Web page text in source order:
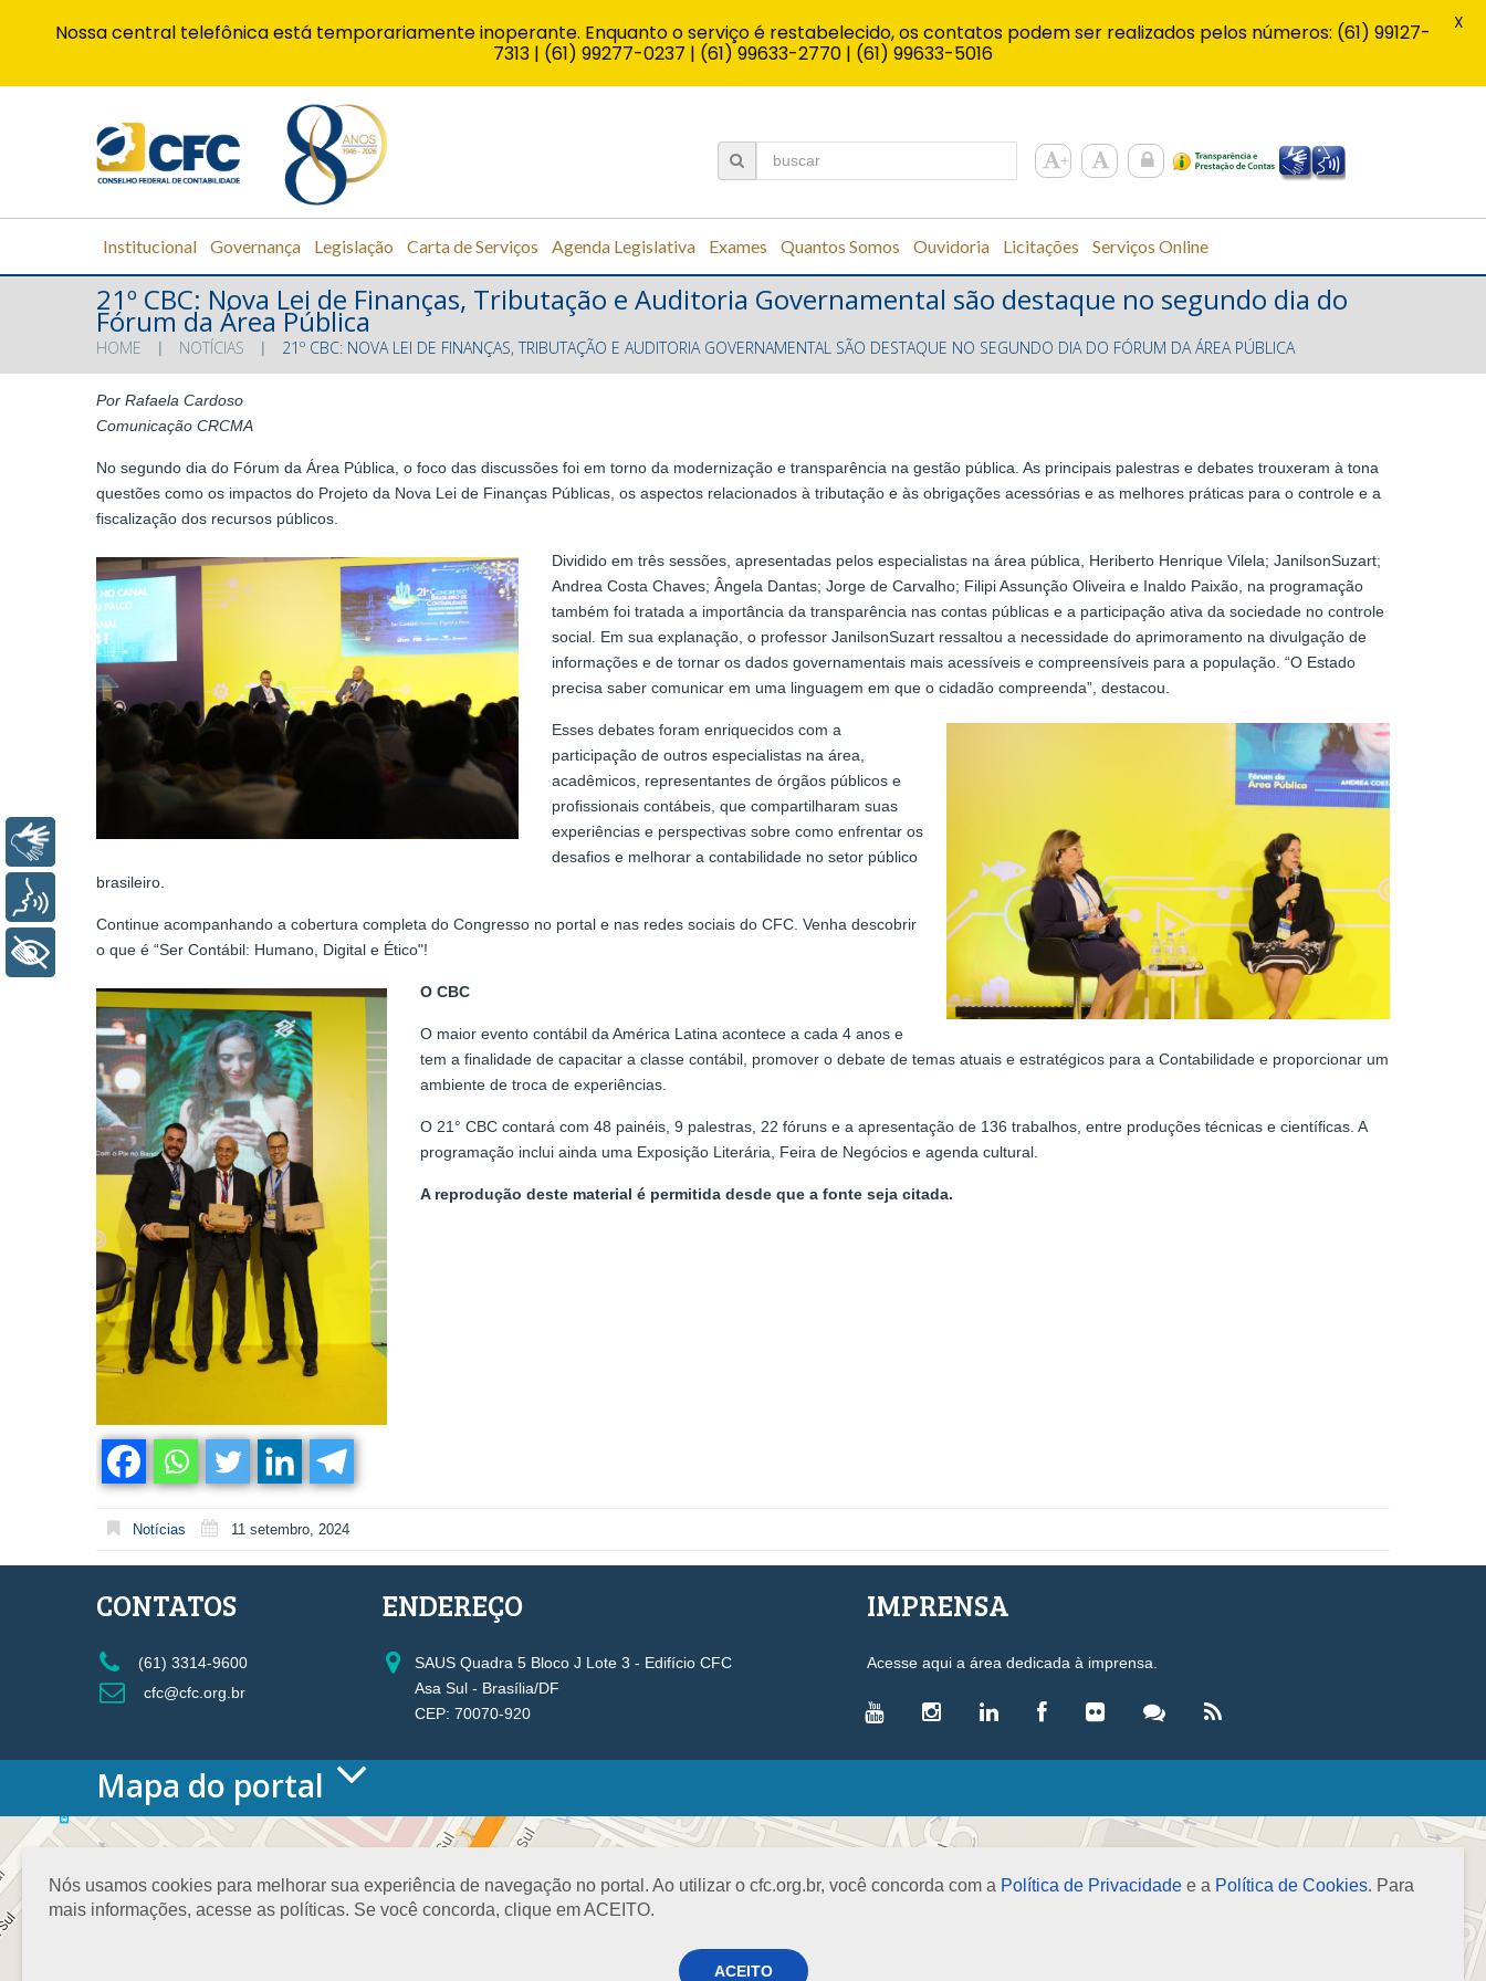
Institucional Governança Legislação Carta de Serviços Agenda Legislativa Exames Quantos Somos Ouvidoria Licitações Serviços Online
21º CBC: Nova Lei de Finanças, Tributação e Auditoria Governamental são destaque no segundo dia do
Fórum da Área Pública
HOME NOTÍCIAS 21º CBC: NOVA LEI DE FINANÇAS, TRIBUTAÇÃO E AUDITORIA GOVERNAMENTAL SÃO DESTAQUE NO SEGUNDO DIA DO FÓRUM DA ÁREA PÚBLICA
Por Rafaela Cardoso
Comunicação CRCMA
No segundo dia do Fórum da Área Pública, o foco das discussões foi em torno da modernização e transparência na gestão pública. As principais palestras e debates trouxeram à tona
questões como os impactos do Projeto da Nova Lei de Finanças Públicas, os aspectos relacionados à tributação e às obrigações acessórias e as melhores práticas para o controle e a
fiscalização dos recursos públicos.
Dividido em três sessões, apresentadas pelos especialistas na área pública, Heriberto Henrique Vilela; JanilsonSuzart;
Andrea Costa Chaves; Ângela Dantas; Jorge de Carvalho; Filipi Assunção Oliveira e Inaldo Paixão, na programação
também foi tratada a importância da transparência nas contas públicas e a participação ativa da sociedade no controle
social. Em sua explanação, o professor JanilsonSuzart ressaltou a necessidade do aprimoramento na divulgação de
informações e de tornar os dados governamentais mais acessíveis e compreensíveis para a população. “O Estado
precisa saber comunicar em uma linguagem em que o cidadão compreenda”, destacou.
Esses debates foram enriquecidos com a
participação de outros especialistas na área,
acadêmicos, representantes de órgãos públicos e
profissionais contábeis, que compartilharam suas
experiências e perspectivas sobre como enfrentar os
desafios e melhorar a contabilidade no setor público
brasileiro.
Continue acompanhando a cobertura completa do Congresso no portal e nas redes sociais do CFC. Venha descobrir
o que é “Ser Contábil: Humano, Digital e Ético"!
O CBC
O maior evento contábil da América Latina acontece a cada 4 anos e
tem a finalidade de capacitar a classe contábil, promover o debate de temas atuais e estratégicos para a Contabilidade e proporcionar um
ambiente de troca de experiências.
O 21° CBC contará com 48 painéis, 9 palestras, 22 fóruns e a apresentação de 136 trabalhos, entre produções técnicas e científicas. A
programação inclui ainda uma Exposição Literária, Feira de Negócios e agenda cultural.
A reprodução deste material é permitida desde que a fonte seja citada.
Notícias 11 setembro, 2024
Nós usamos cookies para melhorar sua experiência de navegação no portal. Ao utilizar o cfc.org.br, você concorda com a Política de Privacidade e a Política de Cookies. Para
mais informações, acesse as políticas. Se você concorda, clique em ACEITO.
ACEITO
CONTATOS
(61) 3314-9600
cfc@cfc.org.br
ENDEREÇO
SAUS Quadra 5 Bloco J Lote 3 - Edifício CFC
Asa Sul - Brasília/DF
CEP: 70070-920
IMPRENSA
Acesse aqui a área dedicada à imprensa.
Mapa do portal
HOME
O CONSELHO
Conselho Diretor
Nossa Sede
Planejamento
VICE-PRESIDÊNCIAS
Administrativa
Controle Interno
Desenvolvimento Profissional
Fiscalização, Ética e Disciplina
LEGISLAÇÃO
Leis
Decretos-Lei
Nossa central telefônica está temporariamente inoperante. Enquanto o serviço é restabelecido, os contatos podem ser realizados pelos números: (61) 99127-
7313 | (61) 99277-0237 | (61) 99633-2770 | (61) 99633-5016
X
Libras
+ Acessibilidade